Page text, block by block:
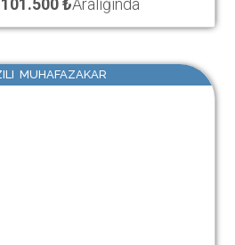
101.500 ₺Aralığında
MUHAFAZAKAR